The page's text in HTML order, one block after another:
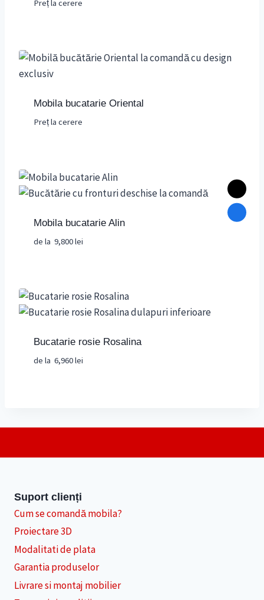
Evaluat la
4.00
Preț la cerere
Mobila bucatarie Oriental
Preț la cerere
Mobila bucatarie Alin
de la 9,800lei
Bucatarie rosie Rosalina
de la 6,960lei
Suport clienți
Cum se comandă mobila?
Proiectare 3D
Modalitati de plata
Garantia produselor
Livrare si montaj mobilier